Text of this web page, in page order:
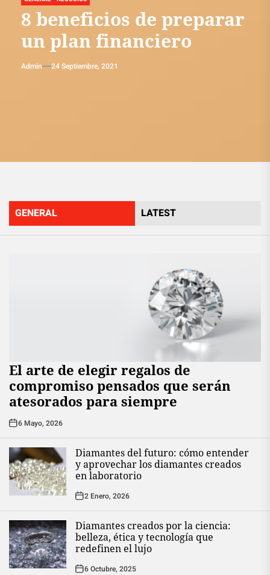
8 beneficios de preparar
un plan financiero
Admin 24 Septiembre, 2021
GENERAL LATEST
El arte de elegir regalos de
compromiso pensados que serán
atesorados para siempre
6 Mayo, 2026
Diamantes del futuro: cómo entender
y aprovechar los diamantes creados
en laboratorio
2 Enero, 2026
Diamantes creados por la ciencia:
belleza, ética y tecnología que
redefinen el lujo
6 Octubre, 2025